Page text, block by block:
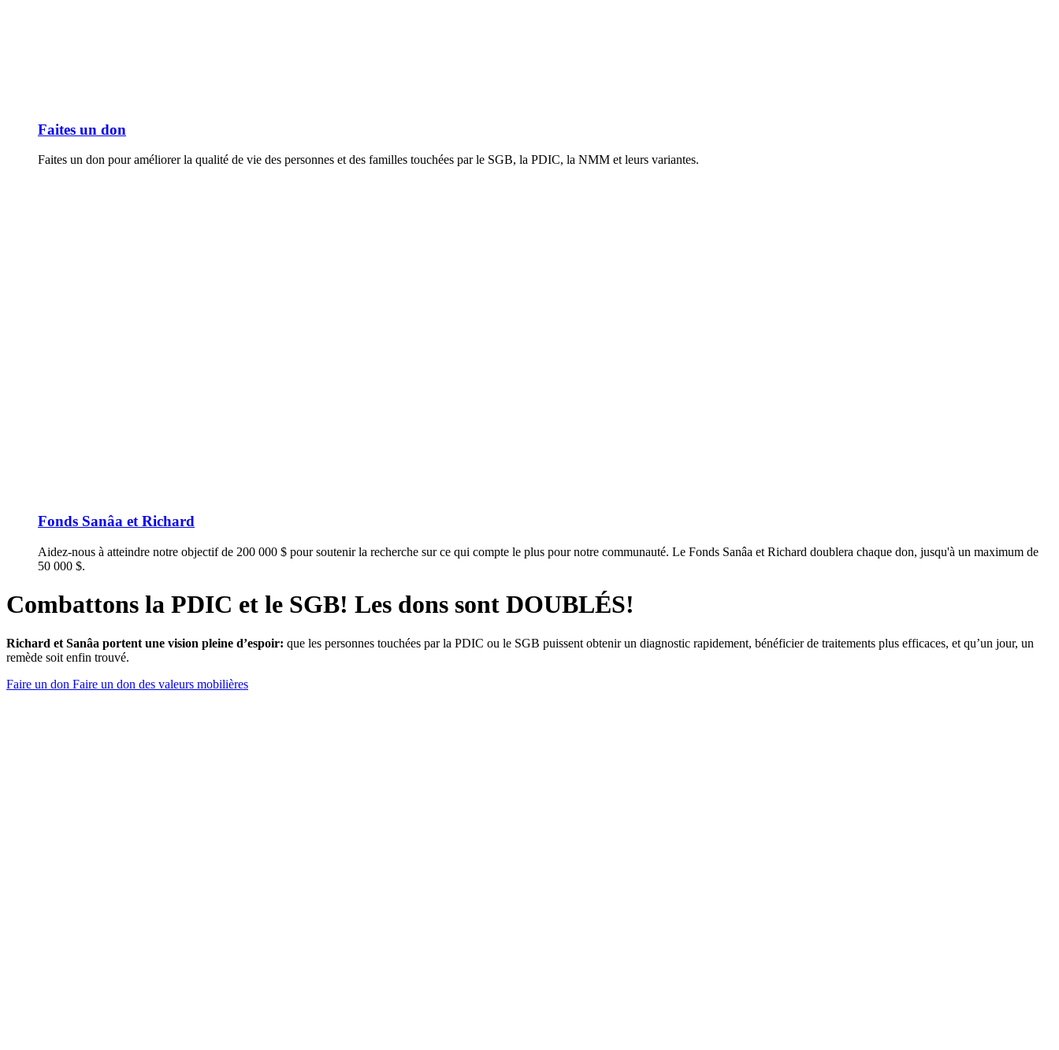
Faites un don
Faites un don pour améliorer la qualité de vie des personnes et des familles touchées par le SGB, la PDIC, la NMM et leurs variantes.
Fonds Sanâa et Richard
Aidez-nous à atteindre notre objectif de 200 000 $ pour soutenir la recherche sur ce qui compte le plus pour notre communauté. Le Fonds Sanâa et Richard doublera chaque don, jusqu'à un maximum de
50 000 $.
Combattons la PDIC et le SGB! Les dons sont DOUBLÉS!
Richard et Sanâa portent une vision pleine d’espoir: que les personnes touchées par la PDIC ou le SGB puissent obtenir un diagnostic rapidement, bénéficier de traitements plus efficaces, et qu’un jour, un
remède soit enfin trouvé.
Faire un don Faire un don des valeurs mobilières